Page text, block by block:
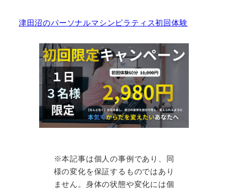
津田沼のパーソナルマシンピラティス初回体験
※本記事は個人の事例であり、同
様の変化を保証するものではあり
ません。身体の状態や変化には個